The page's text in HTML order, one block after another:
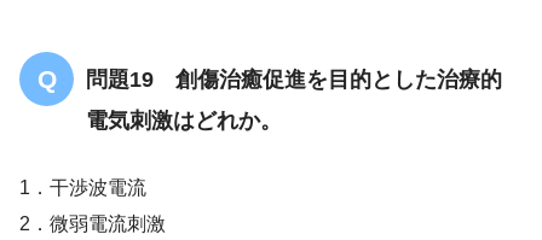
プランの作成
問題19 創傷治癒促進を目的とした治療的
電気刺激はどれか。
1．干渉波電流
2．微弱電流刺激